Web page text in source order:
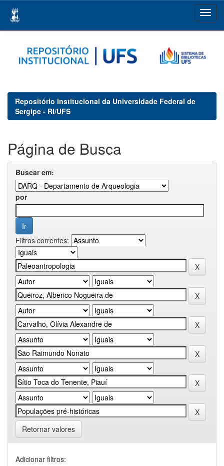
navigation
Repositório Institucional da Universidade Federal de
Sergipe - RI/UFS
Página de Busca
Buscar em:
por
Filtros correntes:
Retornar valores
Adicionar filtros: